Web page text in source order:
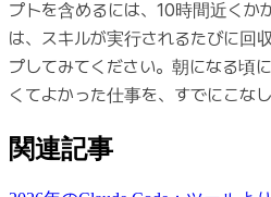
プトを含めるには、10時間近くか
は、スキルが実行されるたびに回
プしてみてください。朝になる頃
くてよかった仕事を、すでにこな
関連記事